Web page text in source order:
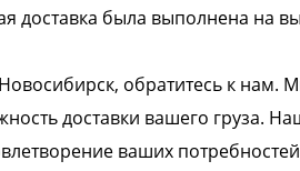
доставка была выполнена на
обратитесь к нам.
доставки вашего груза.
ваших